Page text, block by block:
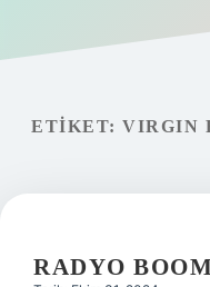
Gizlilik Politikası
ETIKET: VIRGIN
RADYO